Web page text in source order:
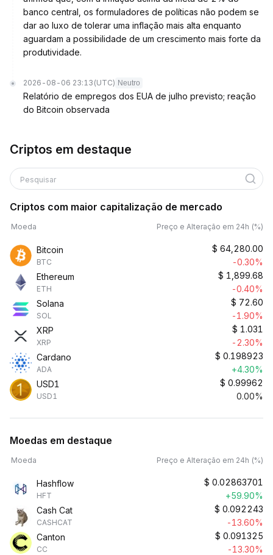
banco central, os formuladores de políticas não podem se
dar ao luxo de tolerar uma inflação mais alta enquanto
aguardam a possibilidade de um crescimento mais forte da
produtividade.
2026-08-06 23:13 (UTC) Neutro
Relatório de empregos dos EUA de julho previsto; reação
do Bitcoin observada
Criptos em destaque
Pesquisar
Criptos com maior capitalização de mercado
Moeda Preço e Alteração em 24h (%)
Bitcoin
BTC
$ 64,280.00
-0.30%
Ethereum
ETH
$ 1,899.68
-0.40%
Solana
SOL
$ 72.60
-1.90%
XRP
XRP
$ 1.031
-2.30%
Cardano
ADA
$ 0.198923
+4.30%
USD1
USD1
$ 0.99962
0.00%
Moedas em destaque
Moeda Preço e Alteração em 24h (%)
Hashflow
HFT
$ 0.02863701
+59.90%
Cash Cat
CASHCAT
$ 0.092243
-13.60%
Canton
CC
$ 0.091325
-13.30%